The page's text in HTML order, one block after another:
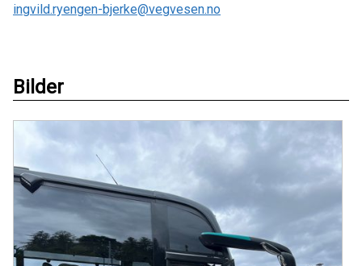
ingvild.ryengen-bjerke@vegvesen.no
Bilder